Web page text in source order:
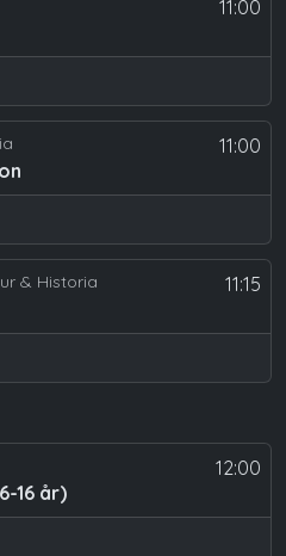
11:00
11:00
11:15
& Historia
12:00
16 år)